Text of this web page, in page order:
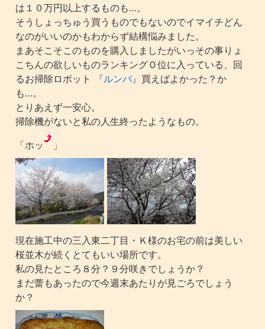
は１０万円以上するものも…。
そうしょっちゅう買うものでもないのでイマイチどん
なのがいいのかもわからず結構悩みました。
まあそこそこのものを購入しましたがいっその事りょ
こちんの欲しいものランキングＯ位に入っている、回
るお掃除ロボット
『ルンバ』 買えばよかった？か
も…。
とりあえず一安心。
掃除機がないと私の人生終ったようなもの。
「ホッ
」
現在施工中の三入東二丁目・Ｋ様のお宅の前は美しい
桜並木が続くとてもいい場所です。
私の見たところ８分？９分咲きでしょうか？
まだ蕾もあったので今週末あたりが見ごろでしょう
か？